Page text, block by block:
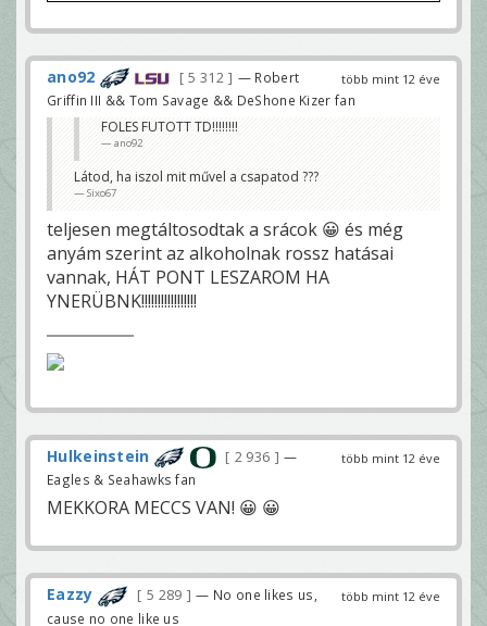
több mint 12 éve
ano92 5 312
— Robert
Griffin III && Tom Savage && DeShone Kizer fan
FOLES FUTOTT TD!!!!!!!!
ano92
Látod, ha iszol mit művel a csapatod ???
Sixo67
teljesen megtáltosodtak a srácok 😀 és még
anyám szerint az alkoholnak rossz hatásai
vannak, HÁT PONT LESZAROM HA
YNERÜBNK!!!!!!!!!!!!!!!!!
több mint 12 éve
Hulkeinstein 2 936
—
Eagles & Seahawks fan
MEKKORA MECCS VAN! 😀 😀
több mint 12 éve
Eazzy 5 289
— No one likes us,
cause no one like us